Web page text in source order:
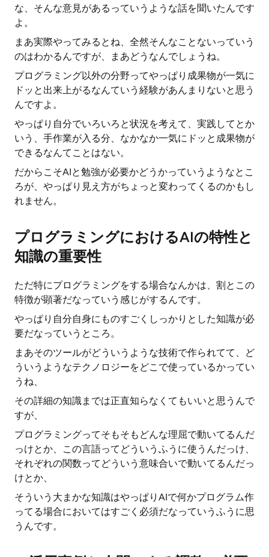
な、そんな意見があるっていうような話を聞いたんです
よ。
まあ実際やってみるとね、全然そんなことないっていう
のはわかるんですが、まあどうなんでしょうね。
プログラミング以外の分野ってやっぱり成果物が一気に
ドッと出来上がるなんていう経験があんまりないと思う
んですよ。
やっぱり自分でいろいろと状況を考えて、実践してとか
いう、手作業が入る分、なかなか一気にドッと成果物が
できるなんてことはない。
だからこそAIと勉強が必要かどうかっていうようなとこ
ろが、やっぱり見え方がちょっと変わってくるのかもし
れません。
プログラミングにおけるAIの特性と
知識の重要性
ただ特にプログラミングをする場合なんかは、割とこの
特徴が顕著だなっていう感じがするんです。
やっぱり自分自身にものすごくしっかりとした知識が必
要だなっていうところ。
まあそのツールがどういうような技術で作られてて、ど
ういうようなテクノロジーをどこで使っているかってい
うね、
その詳細の知識までは正直知らなくてもいいと思うんで
すが、
プログラミングってそもそもどんな理屈で動いてるんだ
っけとか、この言語ってどういうふうに使うんだっけ、
それぞれの関数ってどういう意味合いで動いてるんだっ
けとか、
そういう大まかな知識はやっぱりAIで何かプログラム作
ってる場合においてはすごく必須だなっていうふうに思
うんです。